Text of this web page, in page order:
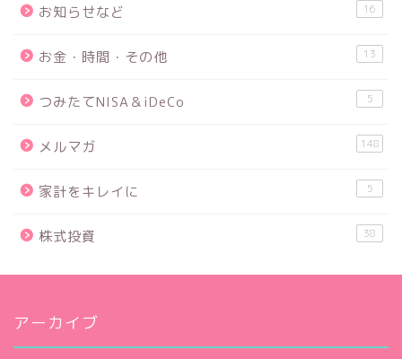
お知らせなど 16
お金・時間・その他 13
つみたてNISA＆iDeCo 5
メルマガ 148
家計をキレイに 5
株式投資 38
アーカイブ